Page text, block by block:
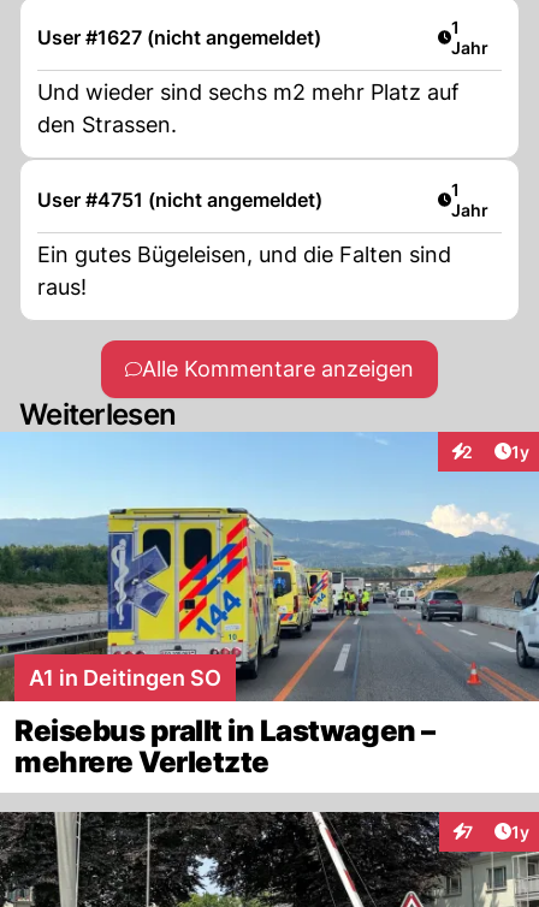
User #1627 (nicht angemeldet) Artikel
1
Jahr
Und wieder sind sechs m2 mehr Platz auf
den Strassen.
User #4751 (nicht angemeldet) Artikel
1
Jahr
Ein gutes Bügeleisen, und die Falten sind
raus!
Alle Kommentare anzeigen
Weiterlesen
2 1y
A1 in Deitingen SO
Reisebus prallt in Lastwagen –
mehrere Verletzte
7 1y